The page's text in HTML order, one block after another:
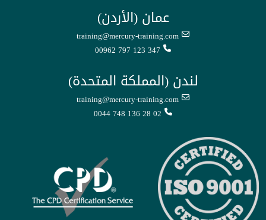
عمان (الأردن)
training@mercury-training.com
00962 797 123 347
لندن (المملكة المتحدة)
training@mercury-training.com
0044 748 136 28 02